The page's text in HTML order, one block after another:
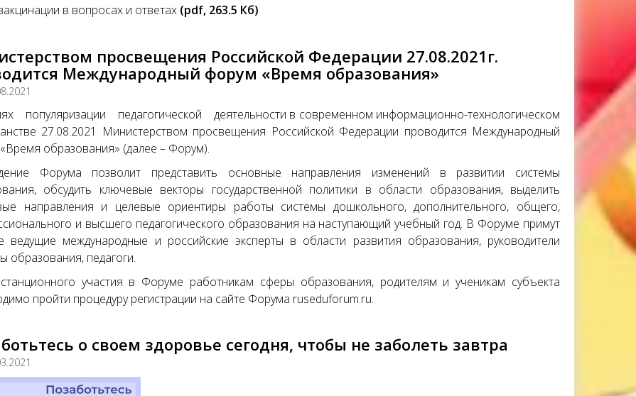
в вопросах и ответах (pdf, 263.5 Кб)
просвещения Российской Федерации 27.08.2021г.
Международный форум «Время образования»
популяризации педагогической деятельности в современном информационно-технологическом
27.08.2021 Министерством просвещения Российской Федерации проводится Международный
образования» (далее – Форум).
Форума позволит представить основные направления изменений в развитии системы
обсудить ключевые векторы государственной политики в области образования, выделить
направления и целевые ориентиры работы системы дошкольного, дополнительного, общего,
и высшего педагогического образования на наступающий учебный год. В Форуме примут
ведущие международные и российские эксперты в области развития образования, руководители
образования, педагоги.
участия в Форуме работникам сферы образования, родителям и ученикам субъекта
пройти процедуру регистрации на сайте Форума ruseduforum.ru.
о своем здоровье сегодня, чтобы не заболеть завтра